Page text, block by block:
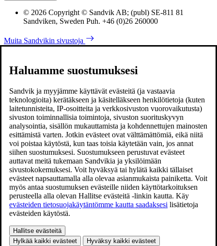
© 2026 Copyright © Sandvik AB; (publ) SE-811 81
Sandviken, Sweden Puh. +46 (0)26 260000
Muita Sandvikin sivustoja
Haluamme suostumuksesi
Sandvik ja myyjämme käyttävät evästeitä (ja vastaavia
teknologioita) kerätäkseen ja käsitelläkseen henkilötietoja (kuten
laitetunnisteita, IP-osoitteita ja verkkosivuston vuorovaikutusta)
sivuston toiminnallisia toimintoja, sivuston suorituskyvyn
analysointia, sisällön mukauttamista ja kohdennettujen mainosten
esittämistä varten. Jotkin evästeet ovat välttämättömiä, eikä niitä
voi poistaa käytöstä, kun taas toisia käytetään vain, jos annat
siihen suostumuksesi. Suostumukseen perustuvat evästeet
auttavat meitä tukemaan Sandvikia ja yksilöimään
sivustokokemuksesi. Voit hyväksyä tai hylätä kaikki tällaiset
evästeet napsauttamalla alla olevaa asianmukaista painiketta. Voit
myös antaa suostumuksen evästeille niiden käyttötarkoituksen
perusteella alla olevan Hallitse evästeitä -linkin kautta. Käy
evästeiden tietosuojakäytäntömme kautta saadaksesi lisätietoja
evästeiden käytöstä.
Hallitse evästeitä
Hylkää kaikki evästeet
Hyväksy kaikki evästeet